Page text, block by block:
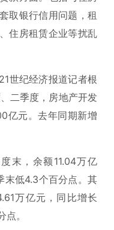
取银行信用问题，租
住房租赁企业等扰乱
世纪经济报道记者根
二季度，房地产开发
亿元。去年同期新增
末，余额11.04万亿
末低4.3个百分点。其
万亿元，同比增长
。